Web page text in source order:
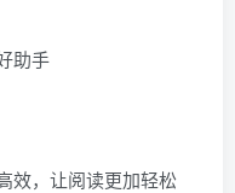
助手
效，让阅读更加轻松